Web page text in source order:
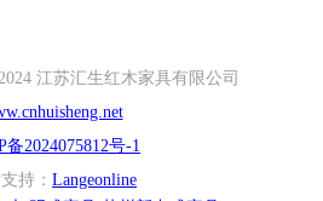
江苏汇生红木家具有限公司
备2024075812号-1
持： Langeonline